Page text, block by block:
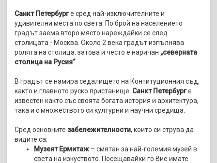
Санкт Петербурге сред най-изключителните и
удивителни места по света. По брой на населението
градът заема второ място нареждайки се след
столицата - Москва. Около 2 века градът изпълнява
ролята на столица, затова и често e наричан „северната
столица на Русия“
В градът се намира седалището на Контитуционния съд,
както и главното руско пристанище. Санкт Петербурге
известен както със своята богата история и архитектура,
така и с множеството си културни и научни средища.
Сред основните забележителности, които си струва да
видите са:
Музеят Ермитаж – смятан за най-големия музей в
света на изкуството. Посещавайки го Вие имате